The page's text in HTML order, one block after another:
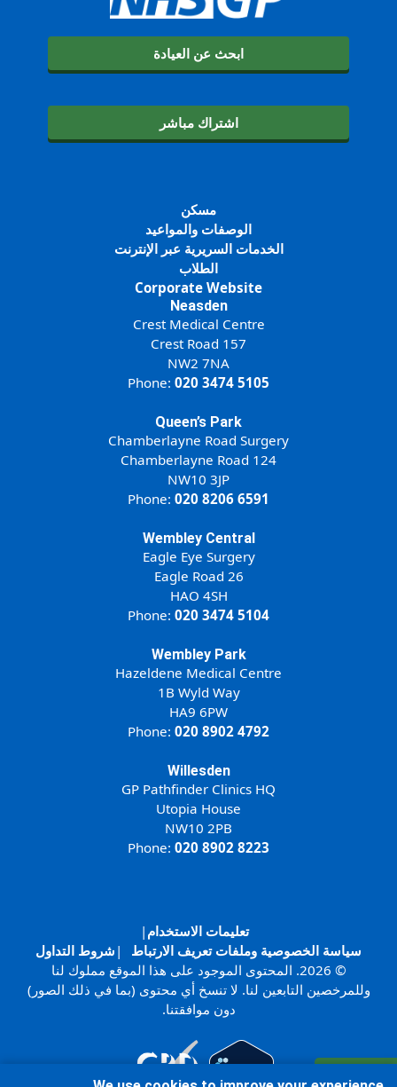
ابحث عن العيادة
اشتراك مباشر
مسكن
الوصفات والمواعيد
الخدمات السريرية عبر الإنترنت
الطلاب
Corporate Website
Neasden
Crest Medical Centre
157 Crest Road
NW2 7NA
Phone: 020 3474 5105
Queen’s Park
Chamberlayne Road Surgery
124 Chamberlayne Road
NW10 3JP
Phone: 020 8206 6591
Wembley Central
Eagle Eye Surgery
26 Eagle Road
HAO 4SH
Phone: 020 3474 5104
Wembley Park
Hazeldene Medical Centre
1B Wyld Way
HA9 6PW
Phone: 020 8902 4792
Willesden
GP Pathfinder Clinics HQ
Utopia House
NW10 2PB
Phone: 020 8902 8223
تعليمات الاستخدام |
سياسة الخصوصية وملفات تعريف الارتباط
| شروط التداول
© 2026. المحتوى الموجود على هذا الموقع مملوك لنا
وللمرخصين التابعين لنا. لا تنسخ أي محتوى (بما في ذلك الصور)
دون موافقتنا.